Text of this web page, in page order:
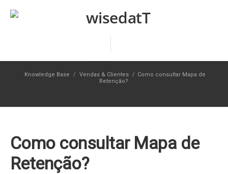
Knowledge Base / Vendas & Clientes / Como consultar Mapa de
Retenção?
Como consultar Mapa de
Retenção?